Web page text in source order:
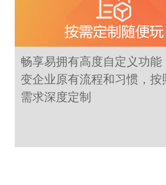
畅享易拥有高度自定义功能
变企业原有流程和习惯，按
需求深度定制